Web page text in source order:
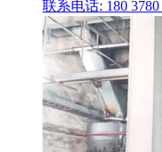
联系电话: 180 3780